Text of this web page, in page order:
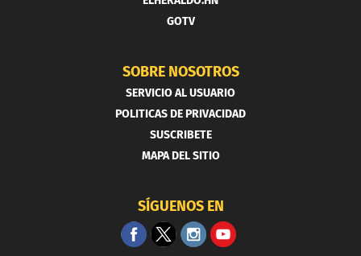
GOTV
SOBRE NOSOTROS
SERVICIO AL USUARIO
POLITICAS DE PRIVACIDAD
SUSCRIBETE
MAPA DEL SITIO
SÍGUENOS EN